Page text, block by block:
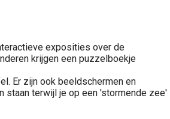
exposities over de
krijgen een puzzelboekje
Er zijn ook beeldschermen en
staan terwijl je op een 'stormende zee'